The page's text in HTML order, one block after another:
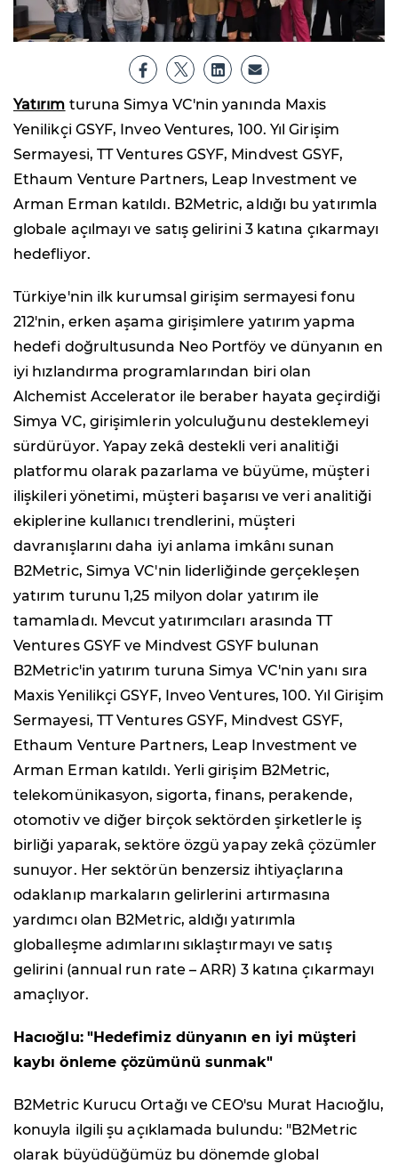
Yatırım turuna Simya VC'nin yanında Maxis
Yenilikçi GSYF, Inveo Ventures, 100. Yıl Girişim
Sermayesi, TT Ventures GSYF, Mindvest GSYF,
Ethaum Venture Partners, Leap Investment ve
Arman Erman katıldı. B2Metric, aldığı bu yatırımla
globale açılmayı ve satış gelirini 3 katına çıkarmayı
hedefliyor.
Türkiye'nin ilk kurumsal girişim sermayesi fonu
212'nin, erken aşama girişimlere yatırım yapma
hedefi doğrultusunda Neo Portföy ve dünyanın en
iyi hızlandırma programlarından biri olan
Alchemist Accelerator ile beraber hayata geçirdiği
Simya VC, girişimlerin yolculuğunu desteklemeyi
sürdürüyor. Yapay zekâ destekli veri analitiği
platformu olarak pazarlama ve büyüme, müşteri
ilişkileri yönetimi, müşteri başarısı ve veri analitiği
ekiplerine kullanıcı trendlerini, müşteri
davranışlarını daha iyi anlama imkânı sunan
B2Metric, Simya VC'nin liderliğinde gerçekleşen
yatırım turunu 1,25 milyon dolar yatırım ile
tamamladı. Mevcut yatırımcıları arasında TT
Ventures GSYF ve Mindvest GSYF bulunan
B2Metric'in yatırım turuna Simya VC'nin yanı sıra
Maxis Yenilikçi GSYF, Inveo Ventures, 100. Yıl Girişim
Sermayesi, TT Ventures GSYF, Mindvest GSYF,
Ethaum Venture Partners, Leap Investment ve
Arman Erman katıldı. Yerli girişim B2Metric,
telekomünikasyon, sigorta, finans, perakende,
otomotiv ve diğer birçok sektörden şirketlerle iş
birliği yaparak, sektöre özgü yapay zekâ çözümler
sunuyor. Her sektörün benzersiz ihtiyaçlarına
odaklanıp markaların gelirlerini artırmasına
yardımcı olan B2Metric, aldığı yatırımla
globalleşme adımlarını sıklaştırmayı ve satış
gelirini (annual run rate – ARR) 3 katına çıkarmayı
amaçlıyor.
Hacıoğlu: "Hedefimiz dünyanın en iyi müşteri
kaybı önleme çözümünü sunmak"
B2Metric Kurucu Ortağı ve CEO'su Murat Hacıoğlu,
konuyla ilgili şu açıklamada bulundu: "B2Metric
olarak büyüdüğümüz bu dönemde global